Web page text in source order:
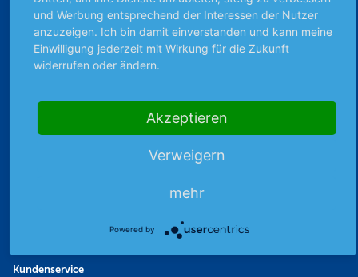
Finanzpodcast
Strategie
Thema der Woche
Abo & Shop
Kundenservice
und Werbung entsprechend der Interessen der Nutzer
anzuzeigen. Ich bin damit einverstanden und kann meine
Einwilligung jederzeit mit Wirkung für die Zukunft
widerrufen oder ändern.
Akzeptieren
Verweigern
mehr
Powered by